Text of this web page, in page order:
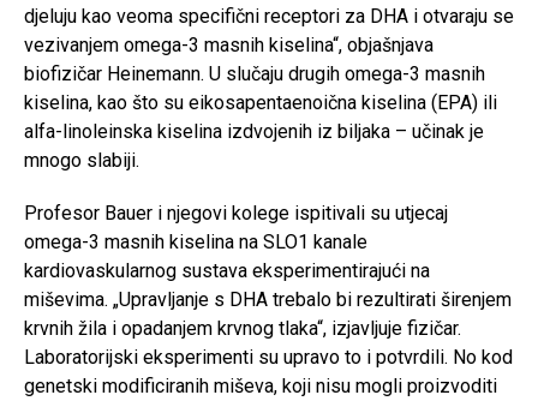
djeluju kao veoma specifični receptori za DHA i otvaraju se
vezivanjem omega-3 masnih kiselina“, objašnjava
biofizičar Heinemann. U slučaju drugih omega-3 masnih
kiselina, kao što su eikosapentaenoična kiselina (EPA) ili
alfa-linoleinska kiselina izdvojenih iz biljaka – učinak je
mnogo slabiji.
Profesor Bauer i njegovi kolege ispitivali su utjecaj
omega-3 masnih kiselina na SLO1 kanale
kardiovaskularnog sustava eksperimentirajući na
miševima. „Upravljanje s DHA trebalo bi rezultirati širenjem
krvnih žila i opadanjem krvnog tlaka“, izjavljuje fizičar.
Laboratorijski eksperimenti su upravo to i potvrdili. No kod
genetski modificiranih miševa, koji nisu mogli proizvoditi